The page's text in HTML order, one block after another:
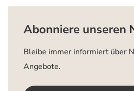
Abonniere unseren
Bleibe immer informiert über
Angebote.